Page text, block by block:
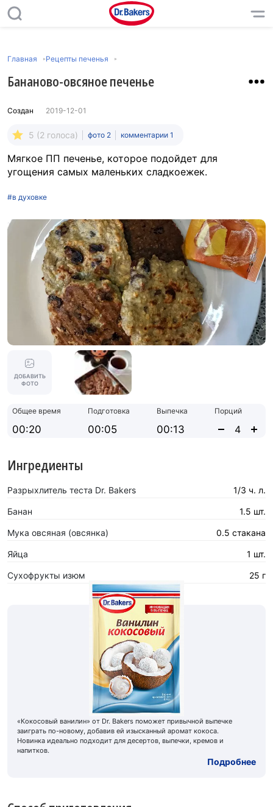
Главная Рецепты печенья
Бананово-овсяное печенье
Создан 2019-12-01
5 (2 голоса) фото 2 комментарии 1
Мягкое ПП печенье, которое подойдет для
угощения самых маленьких сладкоежек.
#в духовке
ДОБАВИТЬ
ФОТО
Общее время
00:20
Подготовка
00:05
Выпечка
00:13
Порций
Ингредиенты
Разрыхлитель теста Dr. Bakers 1/3 ч. л.
Банан 1.5 шт.
Мука овсяная (овсянка) 0.5 стакана
Яйца 1 шт.
Сухофрукты изюм 25 г
«Кокосовый ванилин» от Dr. Bakers поможет привычной выпечке
заиграть по-новому, добавив ей изысканный аромат кокоса.
Новинка идеально подходит для десертов, выпечки, кремов и
напитков.
Подробнее